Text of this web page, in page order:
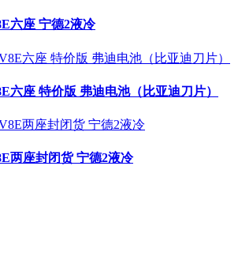
六座 宁德2液冷
六座 特价版 弗迪电池（比亚迪刀片）
两座封闭货 宁德2液冷